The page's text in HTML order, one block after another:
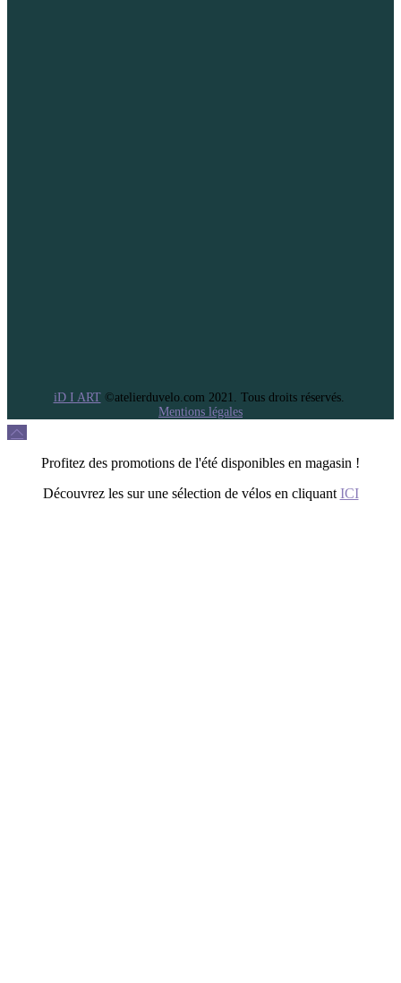
iD I ART©atelierduvelo.com 2021. Tous droits réservés.
Mentions légales
Profitez des promotions de l'été disponibles en magasin !
Découvrez les sur une sélection de vélos en cliquant ICI